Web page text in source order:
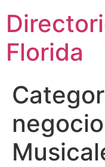
Florida